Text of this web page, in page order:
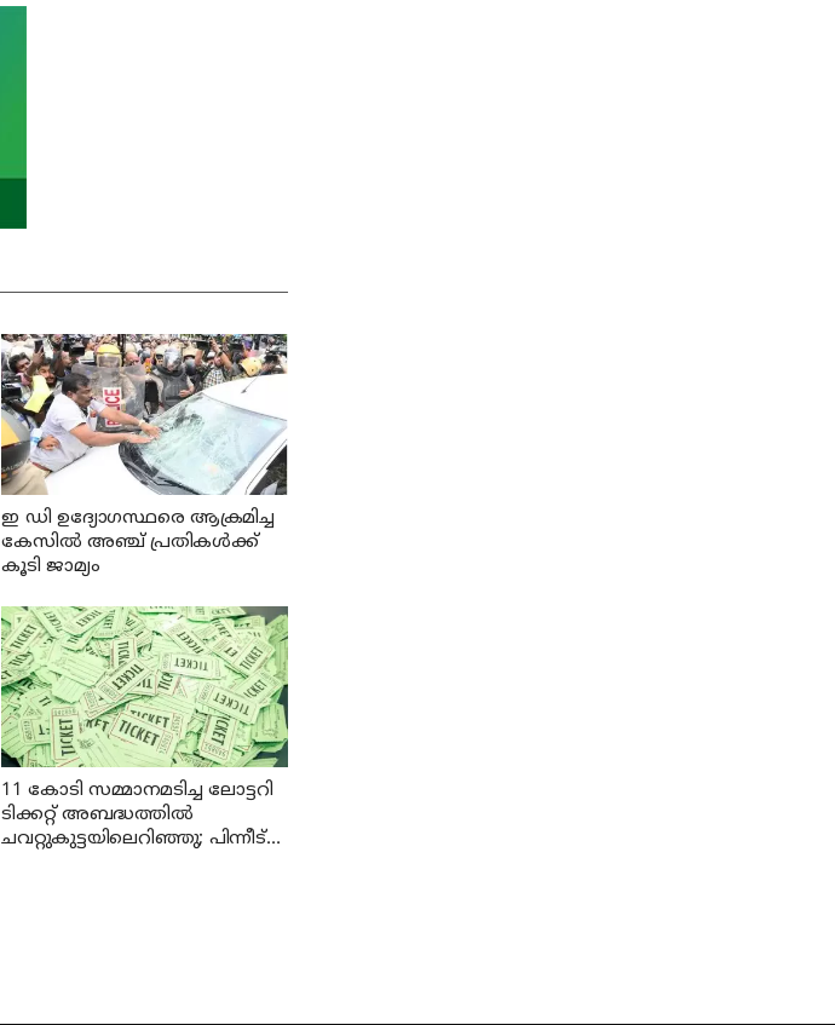
ഇ ഡി ഉദ്യോഗസ്ഥരെ ആക്രമിച്ച
കേസില്‍ അഞ്ച് പ്രതികള്‍ക്ക്
കൂടി ജാമ്യം
11 കോടി സമ്മാനമടിച്ച ലോട്ടറി
ടിക്കറ്റ് അബദ്ധത്തിൽ
ചവറ്റുകുട്ടയിലെറിഞ്ഞു; പിന്നീട്